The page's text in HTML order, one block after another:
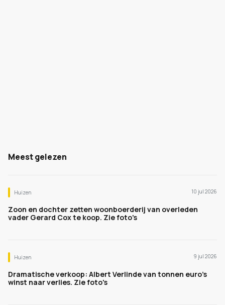
Meest gelezen
Huizen 10 jul 2026
Zoon en dochter zetten woonboerderij van overleden
vader Gerard Cox te koop. Zie foto's
Huizen 9 jul 2026
Dramatische verkoop: Albert Verlinde van tonnen euro's
winst naar verlies. Zie foto's